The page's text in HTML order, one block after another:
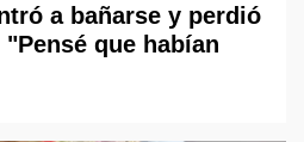
a bañarse y perdió
que habían